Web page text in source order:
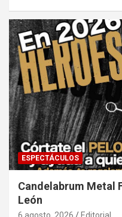
ESPECTÁCULOS
Candelabrum Metal
León
6 agosto, 2026 Editorial